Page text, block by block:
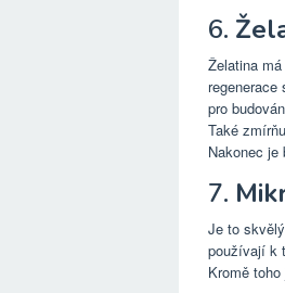
6.
Želatina
pro
Také
Nakonec
7.
Je to
používají k
Kromě